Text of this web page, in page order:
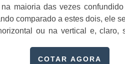
maioria das vezes
comparado a estes dois, ele
ou na vertical e, claro,
mais simples, o que faz com que
COTAR AGORA